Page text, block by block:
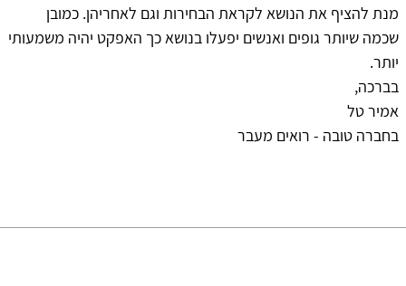
מנת להציף את הנושא לקראת הבחירות וגם לאחריהן. כמובן
שכמה שיותר גופים ואנשים יפעלו בנושא כך האפקט יהיה משמעותי
יותר.
בברכה,
אמיר טל
בחברה טובה - רואים מעבר